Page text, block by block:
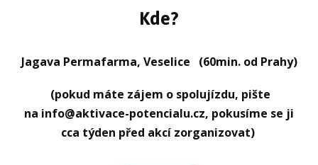
Kde?
Jagava Permafarma, Veselice (60min. od Prahy)
(pokud máte zájem o spolujízdu, pište
na info@aktivace-potencialu.cz, pokusíme se ji
cca týden před akcí zorganizovat)